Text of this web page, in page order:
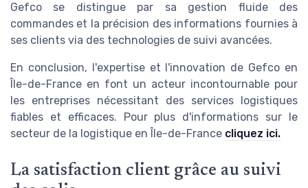
Gefco se distingue par sa gestion fluide des
commandes et la précision des informations fournies à
ses clients via des technologies de suivi avancées.
En conclusion, l'expertise et l'innovation de Gefco en
Île-de-France en font un acteur incontournable pour
les entreprises nécessitant des services logistiques
fiables et efficaces. Pour plus d'informations sur le
secteur de la logistique en Île-de-France cliquez ici.
La satisfaction client grâce au suivi